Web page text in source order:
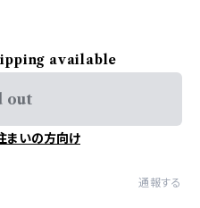
available
out
まいの方向け
通報する